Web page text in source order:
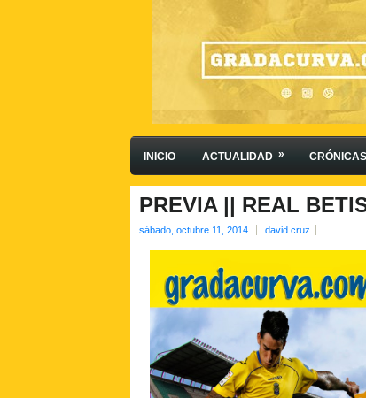
INICIO ACTUALIDAD » CRÓNICAS
PREVIA || REAL
sábado, octubre 11, 2014 david cruz